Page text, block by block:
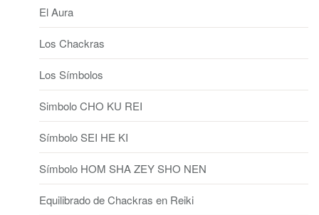
El Aura
Los Chackras
Los Símbolos
Simbolo CHO KU REI
Símbolo SEI HE KI
Símbolo HOM SHA ZEY SHO NEN
Equilibrado de Chackras en Reiki